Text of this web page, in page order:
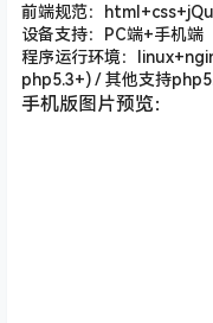
前端规范：
设备支持：PC端+手机端
程序运行环境：
php5.3+) / 其他支持
手机版图片预览：